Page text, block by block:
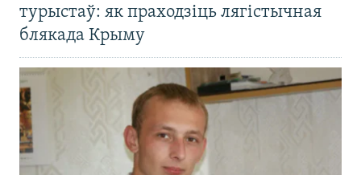
турыстаў: як праходзіць лягістычная
блякада Крыму